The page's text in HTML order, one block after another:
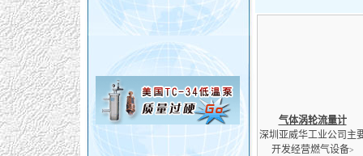
气体涡轮流量计
深圳亚威华工业公司主
开发经营燃气设备>